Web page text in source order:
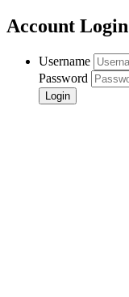
Account Login
Username
Password